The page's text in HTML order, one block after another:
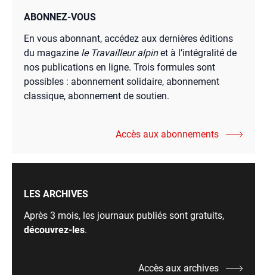
ABONNEZ-VOUS
En vous abonnant, accédez aux dernières éditions
du magazine le Travailleur alpinet à l’intégralité de
nos publications en ligne. Trois formules sont
possibles : abonnement solidaire, abonnement
classique, abonnement de soutien.
Accès aux abonnements
LES ARCHIVES
Après 3 mois, les journaux publiés sont gratuits,
découvrez-les.
Accès aux archives